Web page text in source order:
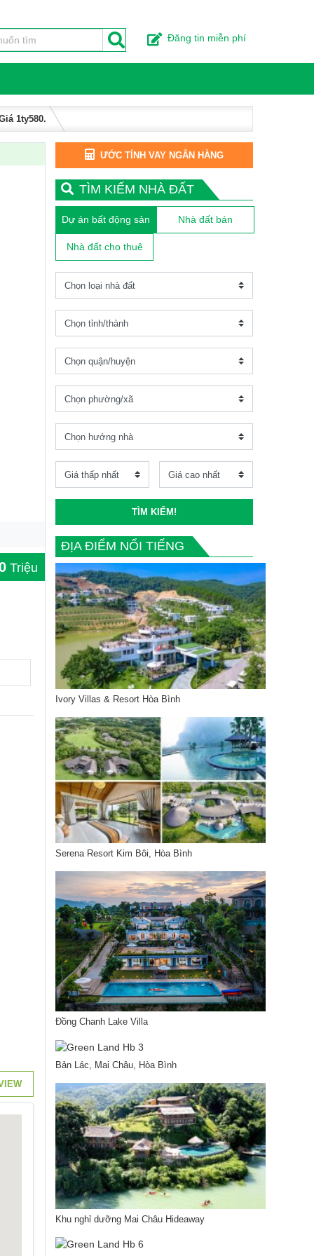
Đăng tin miễn phí
1ty580.
Triệu
ƯỚC TÍNH VAY NGÂN HÀNG
TÌM KIẾM NHÀ ĐẤT
Dự án bất động sản Nhà đất bán
Nhà đất cho thuê
TÌM KIẾM!
ĐỊA ĐIỂM NỔI TIẾNG
Ivory Villas & Resort Hòa Bình
Serena Resort Kim Bôi, Hòa Bình
Đồng Chanh Lake Villa
Bản Lác, Mai Châu, Hòa Bình
Khu nghỉ dưỡng Mai Châu Hideaway